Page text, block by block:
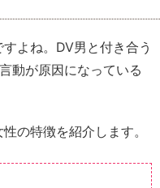
よね。DV男と付き合う
動が原因になっている
の特徴を紹介します。